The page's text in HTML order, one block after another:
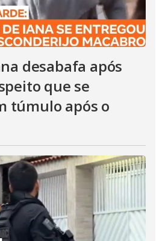
desabafa após
que se
túmulo após o